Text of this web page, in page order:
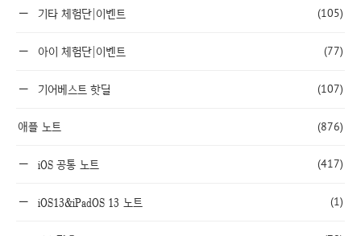
기타 체험단|이벤트 (105)
아이 체험단|이벤트 (77)
기어베스트 핫딜 (107)
애플 노트 (876)
iOS 공통 노트 (417)
iOS13&iPadOS 13 노트 (1)